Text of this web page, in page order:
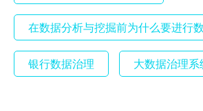
在数据分析与挖掘前为什么要进行
银行数据治理 大数据治理系